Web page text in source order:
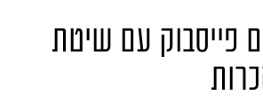
פייסבוק עם שיטת